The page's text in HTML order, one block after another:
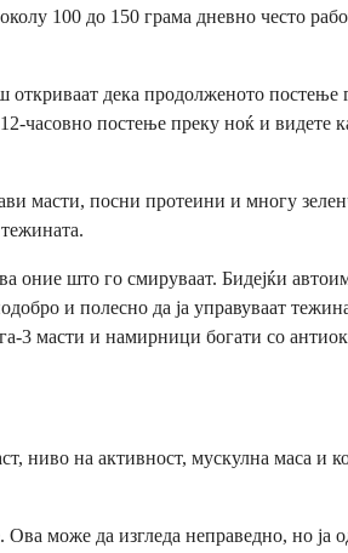
100 до 150 грама дневно често
дека продолженото постење
часовно постење преку ноќ и видете
масти, посни протеини и многу
што го смируваат. Бидејќи
и полесно да ја управуваат
3 масти и намирници богати со
ниво на активност, мускулна маса и
може да изгледа неправедно, но ја